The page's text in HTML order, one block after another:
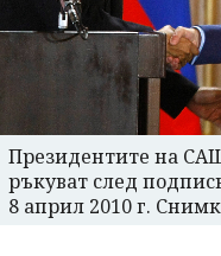
Президентите на
ръкуват след
8 април 2010 г.